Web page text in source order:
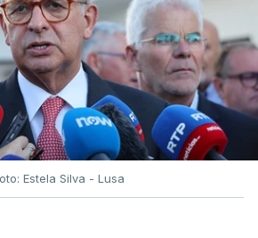
Estela Silva - Lusa